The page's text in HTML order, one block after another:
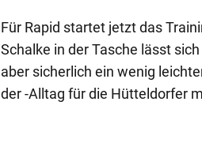
Für Rapid startet jetzt das
Schalke in der Tasche lässt
aber sicherlich ein wenig
der -Alltag für die Hütteldorfer